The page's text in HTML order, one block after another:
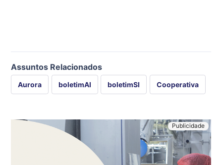
Assuntos Relacionados
Aurora boletimAI boletimSI Cooperativa